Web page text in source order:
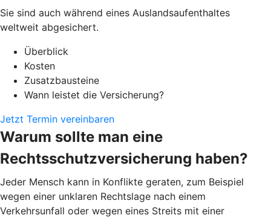
Sie sind auch während eines Auslandsaufenthaltes
weltweit abgesichert.
Überblick
Kosten
Zusatzbausteine
Wann leistet die Versicherung?
Jetzt Termin vereinbaren
Warum sollte man eine
Rechtsschutzversicherung haben?
Jeder Mensch kann in Konflikte geraten, zum Beispiel
wegen einer unklaren Rechtslage nach einem
Verkehrsunfall oder wegen eines Streits mit einer